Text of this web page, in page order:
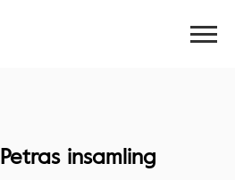
Petras insamling